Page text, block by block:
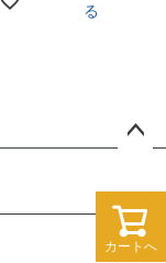
カートへ
カートへ
る
ップ
へ